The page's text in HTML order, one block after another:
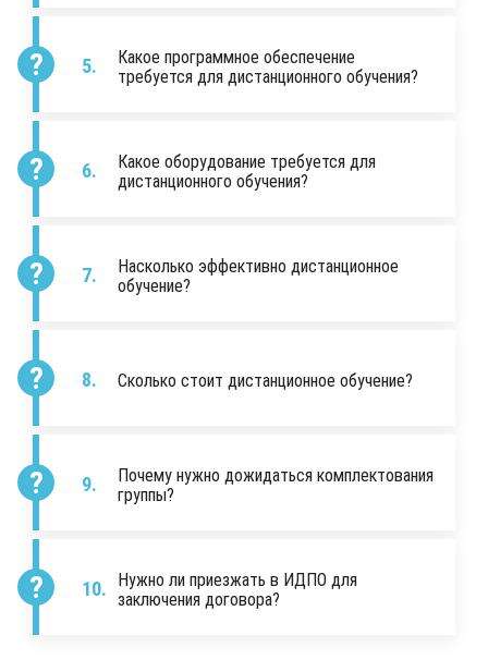
Какое программное обеспечение
требуется для дистанционного обучения?
Какое оборудование требуется для
дистанционного обучения?
Насколько эффективно дистанционное
обучение?
Сколько стоит дистанционное обучение?
Почему нужно дожидаться комплектования
группы?
Нужно ли приезжать в ИДПО для
заключения договора?